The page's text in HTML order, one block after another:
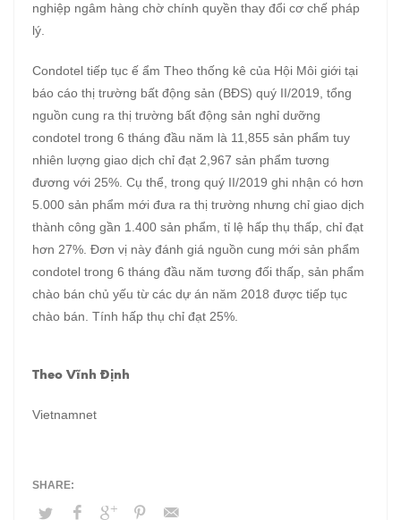
nghiệp ngâm hàng chờ chính quyền thay đổi cơ chế pháp
lý.
Condotel tiếp tục ế ẩm Theo thống kê của Hội Môi giới tại
báo cáo thị trường bất động sản (BĐS) quý II/2019, tổng
nguồn cung ra thị trường bất động sản nghỉ dưỡng
condotel trong 6 tháng đầu năm là 11,855 sản phẩm tuy
nhiên lượng giao dịch chỉ đạt 2,967 sản phẩm tương
đương với 25%. Cụ thể, trong quý II/2019 ghi nhận có hơn
5.000 sản phẩm mới đưa ra thị trường nhưng chỉ giao dịch
thành công gần 1.400 sản phẩm, tỉ lệ hấp thụ thấp, chỉ đạt
hơn 27%. Đơn vị này đánh giá nguồn cung mới sản phẩm
condotel trong 6 tháng đầu năm tương đối thấp, sản phẩm
chào bán chủ yếu từ các dự án năm 2018 được tiếp tục
chào bán. Tính hấp thụ chỉ đạt 25%.
Theo Vĩnh Định
Vietnamnet